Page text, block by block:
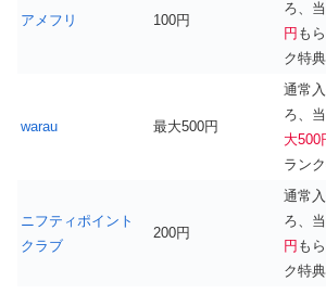
アメフリ 100円
ろ、
円 も
ク特典
warau 最大500円
通常
ろ、
大500
ラン
ニフティポイント
クラブ
200円
通常
ろ、
円 も
ク特典